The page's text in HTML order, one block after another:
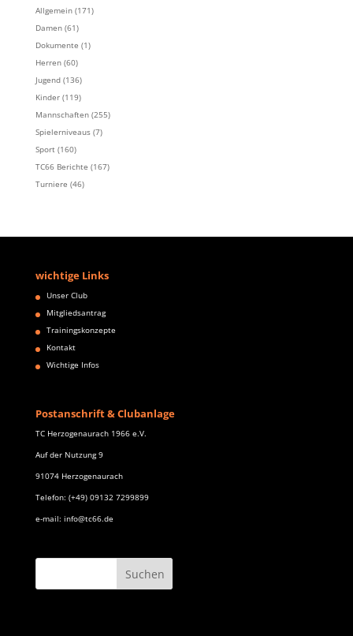
Allgemein(171)
Damen(61)
Dokumente (1)
Herren(60)
Jugend(136)
Kinder(119)
Mannschaften(255)
Spielerniveaus(7)
Sport(160)
TC66 Berichte (167)
Turniere (46)
wichtige Links
Unser Club
Mitgliedsantrag
Trainingskonzepte
Kontakt
Wichtige Infos
Postanschrift & Clubanlage
TC Herzogenaurach 1966 e.V.
Auf der Nutzung 9
91074 Herzogenaurach
Telefon: (+49) 09132 7299899
e-mail: info@tc66.de